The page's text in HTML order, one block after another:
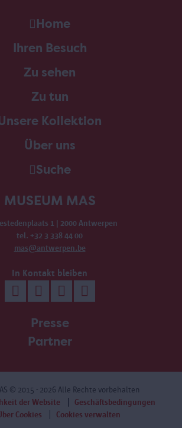
Home
Ihren Besuch
Zu sehen
Zu tun
Kollektion
Über uns
Suche
MUSEUM MAS
1 | 2000 Antwerpen
tel. +32 3 338 44 00
mas@antwerpen.be
In Kontakt bleiben
Presse
Partner
© 2015 - 2026 Alle Rechte vorbehalten
der Website
Geschäftsbedingungen
Cookies Cookies verwalten